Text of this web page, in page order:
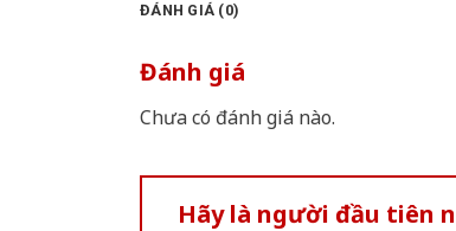
ĐÁNH GIÁ (0)
Đánh giá
Chưa có đánh giá nào.
Hãy là người đầu tiên